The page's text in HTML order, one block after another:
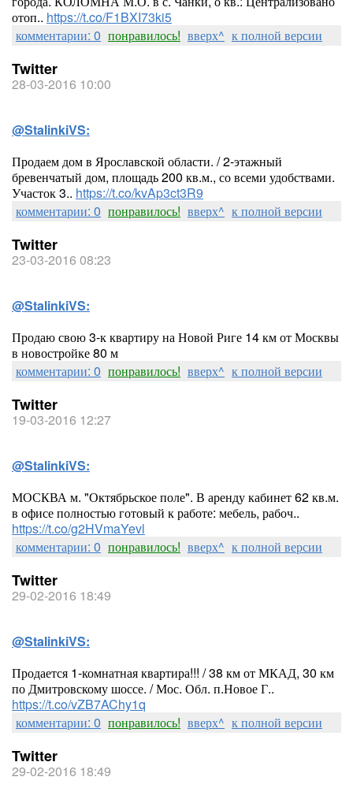
отоп.. https://t.co/F1BXI73ki5
комментарии: 0 понравилось! вверх^ к полной версии
Twitter
28-03-2016 10:00
@StalinkiVS:
Продаем дом в Ярославской области. / 2-этажный
бревенчатый дом, площадь 200 кв.м., со всеми удобствами.
Участок 3.. https://t.co/kvAp3ct3R9
комментарии: 0 понравилось! вверх^ к полной версии
Twitter
23-03-2016 08:23
@StalinkiVS:
Продаю свою 3-к квартиру на Новой Риге 14 км от Москвы
в новостройке 80 м
комментарии: 0 понравилось! вверх^ к полной версии
Twitter
19-03-2016 12:27
@StalinkiVS:
МОСКВА м. "Октябрьское поле". В аренду кабинет 62 кв.м.
в офисе полностью готовый к работе: мебель, рабоч..
https://t.co/g2HVmaYevl
комментарии: 0 понравилось! вверх^ к полной версии
Twitter
29-02-2016 18:49
@StalinkiVS:
Продается 1-комнатная квартира!!! / 38 км от МКАД, 30 км
по Дмитровскому шоссе. / Мос. Обл. п.Новое Г..
https://t.co/vZB7AChy1q
комментарии: 0 понравилось! вверх^ к полной версии
Twitter
29-02-2016 18:49